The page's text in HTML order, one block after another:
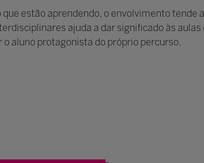
estão aprendendo, o envolvimento tende
ajuda a dar significado às
o aluno protagonista do próprio percurso.